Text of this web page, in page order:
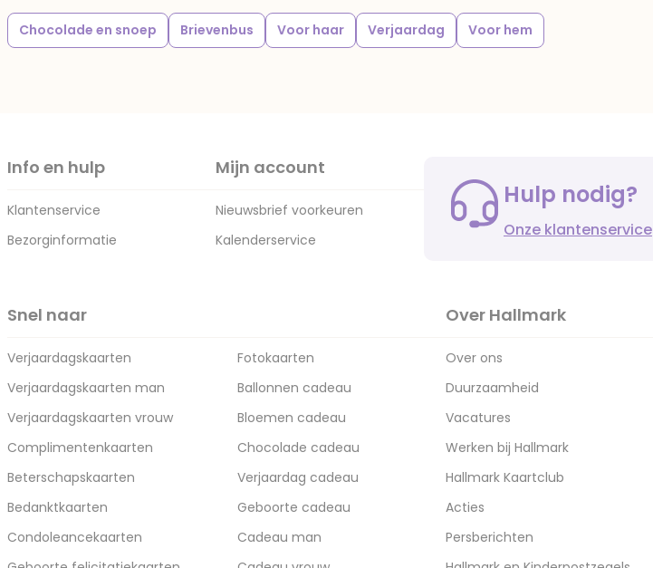
Chocolade en snoep Brievenbus Voor haar Verjaardag Voor hem
Info en hulp
Klantenservice
Bezorginformatie
Mijn account
Nieuwsbrief voorkeuren
Kalenderservice
Hulp nodig?
Onze klantenservice
Snel naar
Verjaardagskaarten
Verjaardagskaarten man
Verjaardagskaarten vrouw
Complimentenkaarten
Beterschapskaarten
Bedanktkaarten
Condoleancekaarten
Fotokaarten
Ballonnen cadeau
Bloemen cadeau
Chocolade cadeau
Verjaardag cadeau
Geboorte cadeau
Cadeau man
Over Hallmark
Over ons
Duurzaamheid
Vacatures
Werken bij Hallmark
Hallmark Kaartclub
Acties
Persberichten